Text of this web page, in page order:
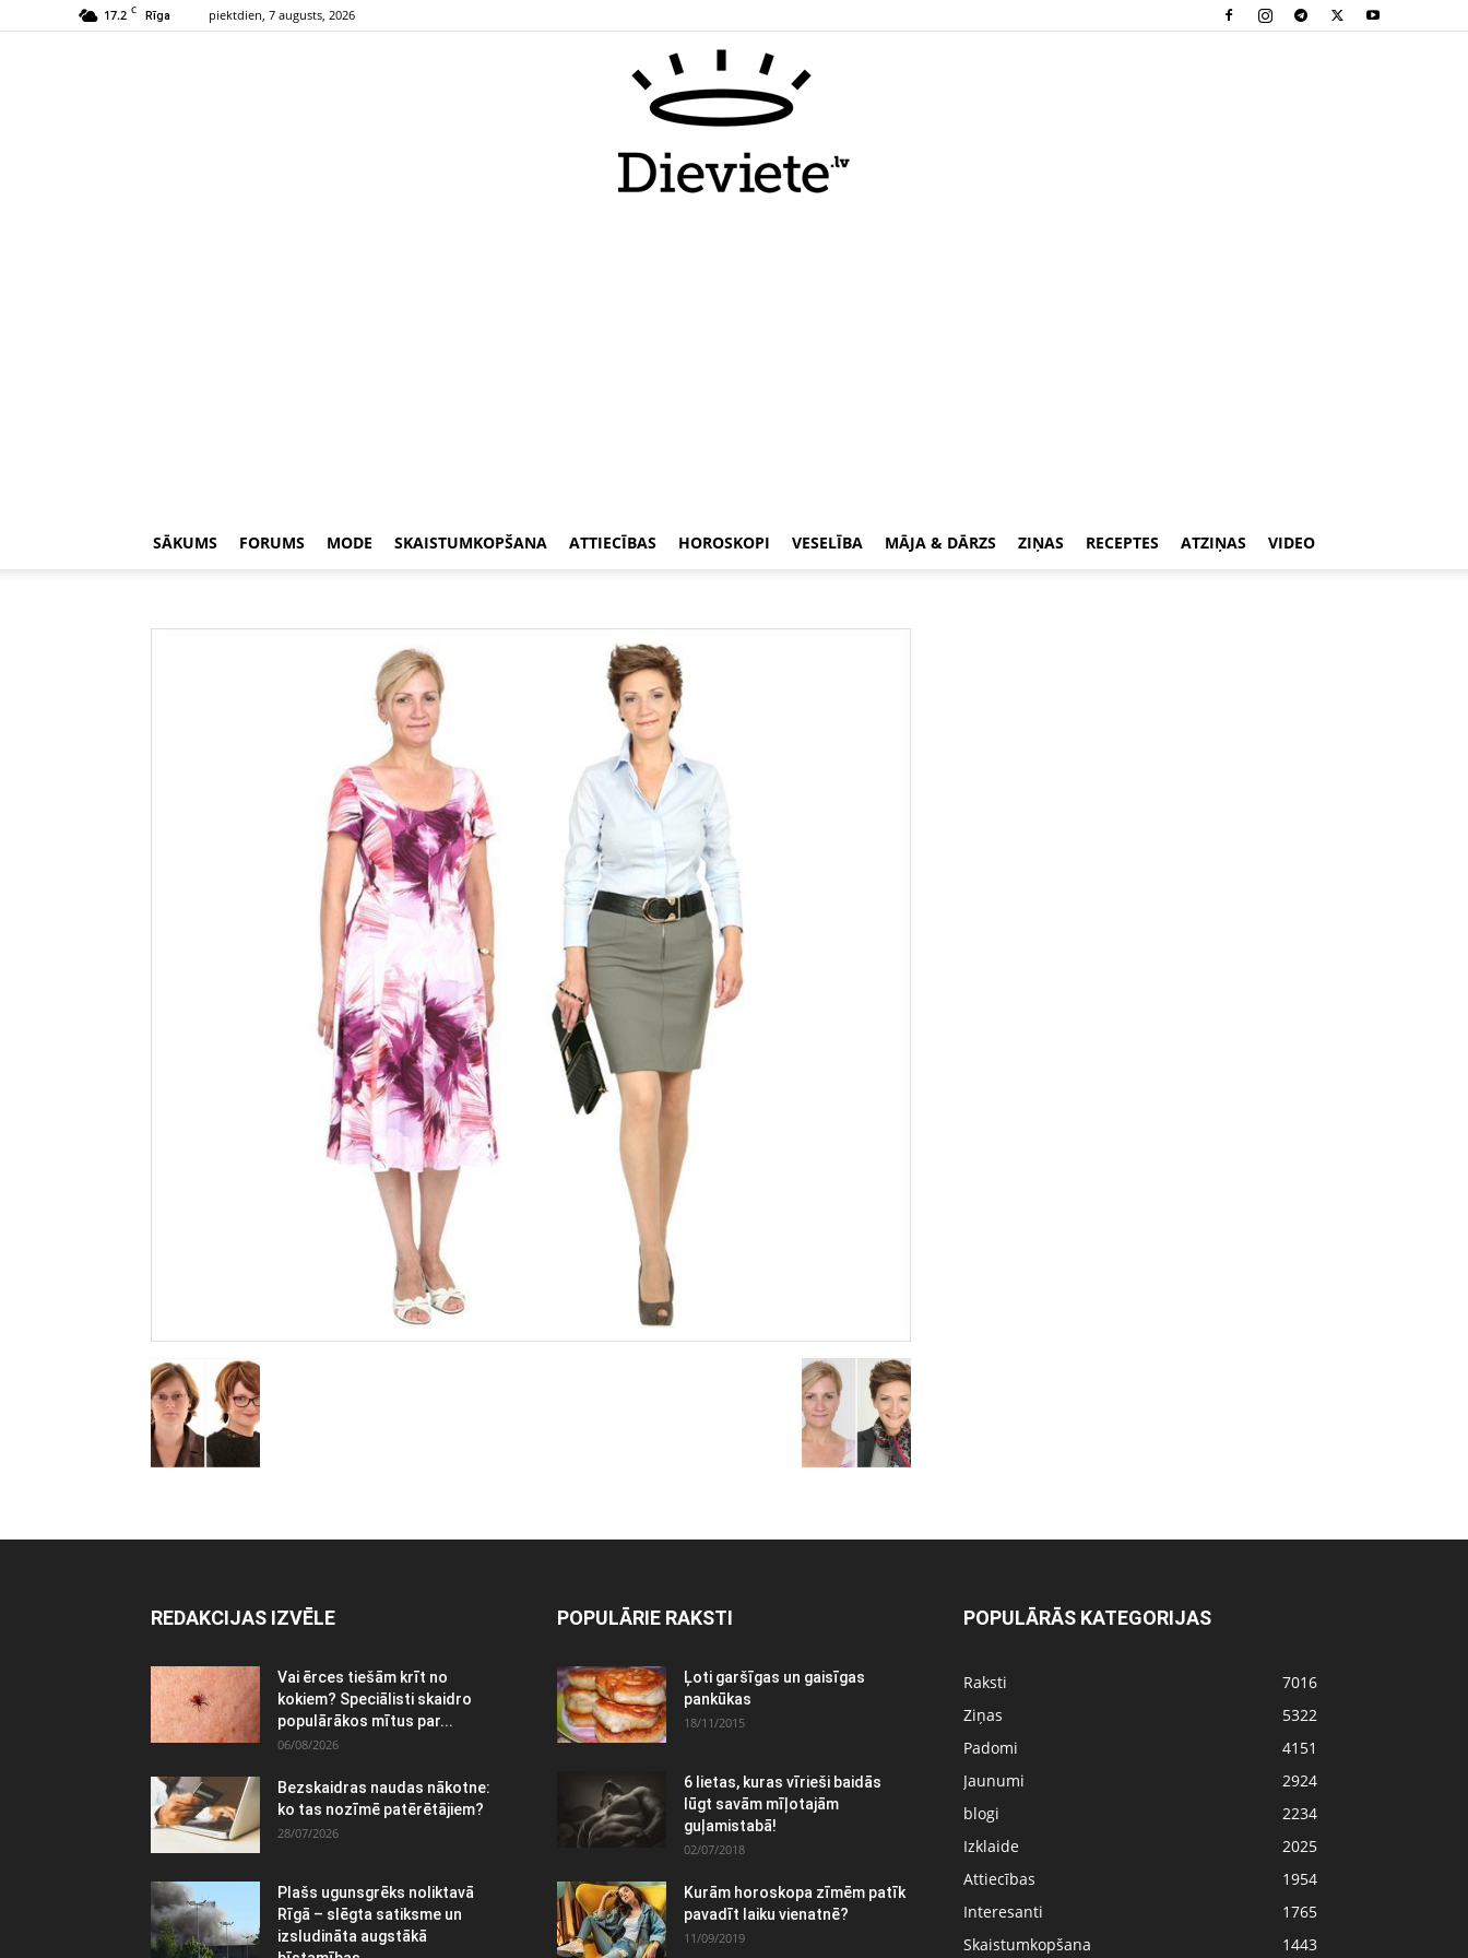
17.2 C Rīga piektdien, 7 augusts, 2026
SĀKUMS FORUMS MODE SKAISTUMKOPŠANA ATTIECĪBAS HOROSKOPI VESELĪBA MĀJA & DĀRZS ZIŅAS RECEPTES ATZIŅAS VIDEO
REDAKCIJAS IZVĒLE
Vai ērces tiešām krīt no
kokiem? Speciālisti skaidro
populārākos mītus par...
06/08/2026
Bezskaidras naudas nākotne:
ko tas nozīmē patērētājiem?
28/07/2026
Plašs ugunsgrēks noliktavā
Rīgā – slēgta satiksme un
izsludināta augstākā
POPULĀRIE RAKSTI
Ļoti garšīgas un gaisīgas
pankūkas
18/11/2015
6 lietas, kuras vīrieši baidās
lūgt savām mīļotajām
guļamistabā!
02/07/2018
Kurām horoskopa zīmēm patīk
pavadīt laiku vienatnē?
11/09/2019
POPULĀRĀS KATEGORIJAS
Raksti
7016
Ziņas
5322
Padomi
4151
Jaunumi
2924
blogi
2234
Izklaide
2025
Attiecības
1954
Interesanti
1765
Skaistumkopšana
1443